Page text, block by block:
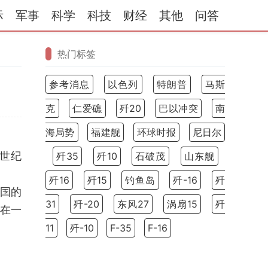
军事 科学 科技 财经 其他 问答
纪
的
一
热门标签
参考消息 以色列 特朗普
马斯
克
仁爱礁 歼20 巴以冲突
南
海局势
福建舰 环球时报
尼日尔
歼35
歼10 石破茂
山东舰
歼16
歼15 钓鱼岛 歼-16
歼
31
歼-20 东风27 涡扇15
歼
11
歼-10 F-35 F-16